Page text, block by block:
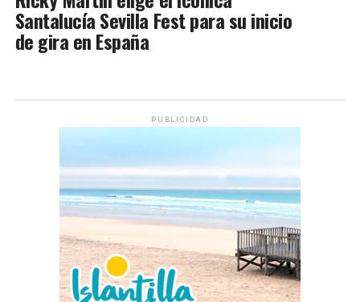
Santalucía Sevilla Fest para su inicio
de gira en España
PUBLICIDAD